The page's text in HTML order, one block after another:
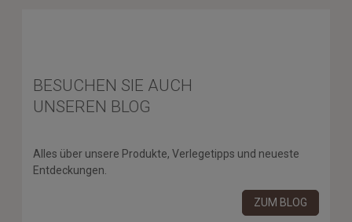
BESUCHEN SIE AUCH
UNSEREN BLOG
Alles über unsere Produkte, Verlegetipps und neueste
Entdeckungen.
ZUM BLOG